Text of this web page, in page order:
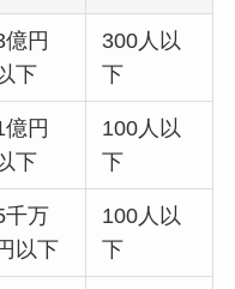
億円
下
300人以
下
億円
下
100人以
下
千万
以下
100人以
下